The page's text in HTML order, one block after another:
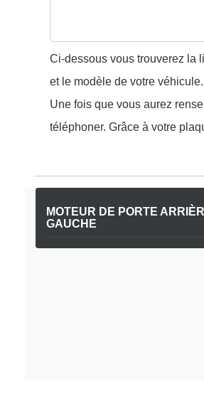
Ci-dessous vous trouverez la
et le modèle de votre véhicule.
Une fois que vous aurez
téléphoner. Grâce à votre
MOTEUR DE PORTE
GAUCHE